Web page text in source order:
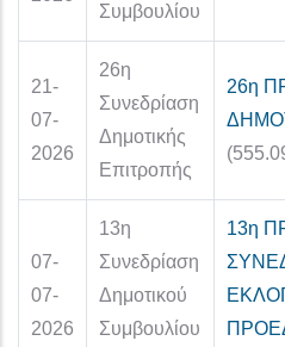
Συμβουλίου
21-
07-
2026
26η
Συνεδρίαση
Δημοτικής
Επιτροπής
26η
07-
07-
2026
13η
Συνεδρίαση
Δημοτικού
Συμβουλίου
13η